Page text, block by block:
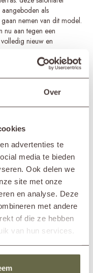
Over
advertenties te
media te bieden
Ook delen we
site met onze
en analyse. Deze
met andere
of die ze hebben
van hun services.
aangeboden als
nemen van dit model.
aan tegen een
nieuw en
dat geen probleem, de
nog wel in de
altijd bijbesteld willen
ook